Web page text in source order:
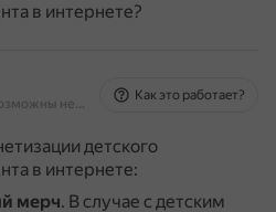
в интернете?
На основе источников, возможны неточности
Как это работает?
детского
в интернете:
мерч. В случае с детским